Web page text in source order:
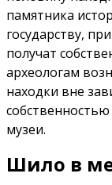
памятника
государству,
получат
археологам
находки вне
музеи.
Шило в